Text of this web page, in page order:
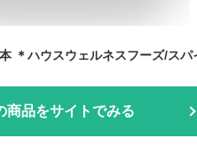
商品をサイトでみる